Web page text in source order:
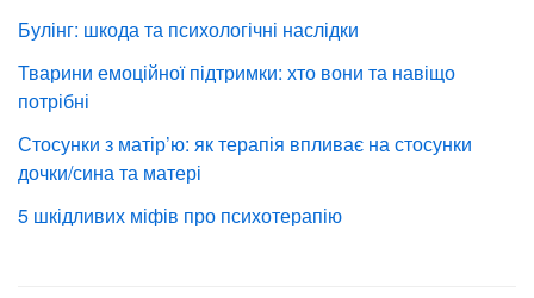
Булінг: шкода та психологічні наслідки
Тварини емоційної підтримки: хто вони та навіщо
потрібні
Стосунки з матір’ю: як терапія впливає на стосунки
дочки/сина та матері
5 шкідливих міфів про психотерапію